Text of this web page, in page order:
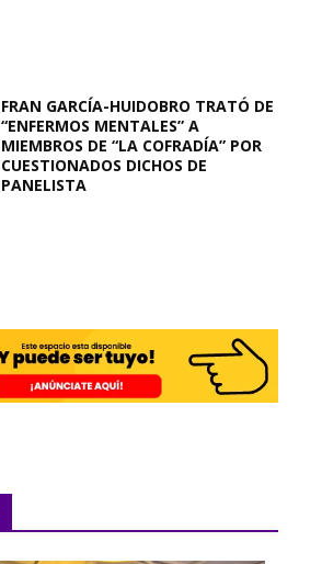
FRAN GARCÍA-HUIDOBRO TRATÓ DE
“ENFERMOS MENTALES” A
MIEMBROS DE “LA COFRADÍA” POR
CUESTIONADOS DICHOS DE
PANELISTA